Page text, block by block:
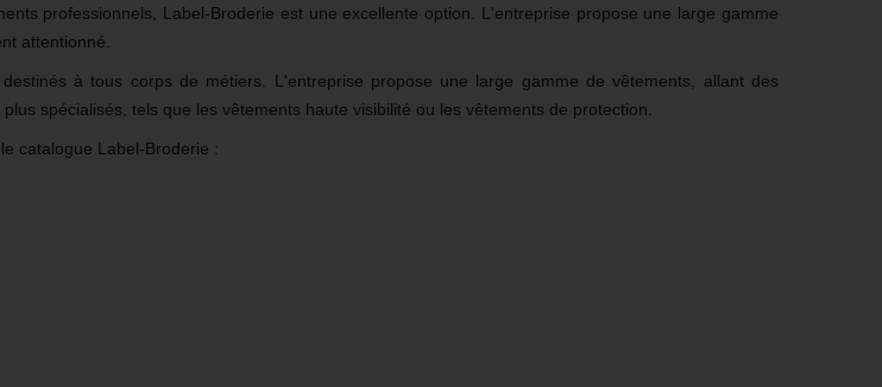
professionnels, Label-Broderie est une excellente option. L'entreprise propose une large gamme
attentionné.
à tous corps de métiers. L'entreprise propose une large gamme de vêtements, allant des
spécialisés, tels que les vêtements haute visibilité ou les vêtements de protection.
catalogue Label-Broderie :